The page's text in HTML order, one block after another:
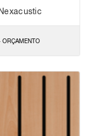
ORÇAMENTO